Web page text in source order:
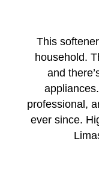
This
household.
and
professional,
ever since.